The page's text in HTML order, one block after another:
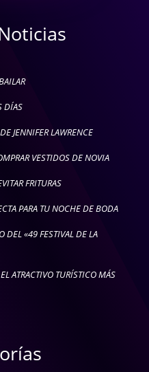
DÍAS
JENNIFER LAWRENCE
VESTIDOS DE NOVIA
FRITURAS
PARA TU NOCHE DE BODA
DEL «49 FESTIVAL DE LA
ATRACTIVO TURÍSTICO MÁS